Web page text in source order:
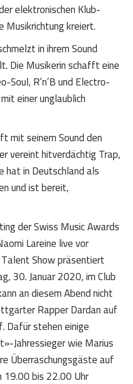
elektronischen Klub-
Musikrichtung kreiert.
in ihrem Sound
Die Musikerin schafft eine
Soul, R’n’B und Electro-
einer unglaublich
mit seinem Sound den
vereint hitverdächtig Trap,
hat in Deutschland als
und ist bereit,
der Swiss Music Awards
Lareine live vor
Show präsentiert
30. Januar 2020, im Club
an diesem Abend nicht
Rapper Dardan auf
Dafür stehen einige
Jahressieger wie Marius
Überraschungsgäste auf
19.00 bis 22.00 Uhr